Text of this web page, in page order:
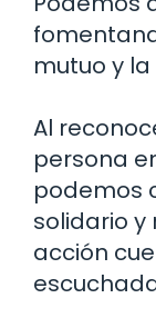
mutuo y
Al
persona
podemos
solidario y
acción